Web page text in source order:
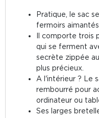
Pratique, le sac
fermoirs
Il comporte trois
qui se ferment
secrète zippée
plus précieux.
A l'intérieur ? Le
rembourré pour
ordinateur ou
Ses larges